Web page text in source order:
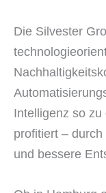
Die Silvester
Intelligenz so
profitiert –
und bessere